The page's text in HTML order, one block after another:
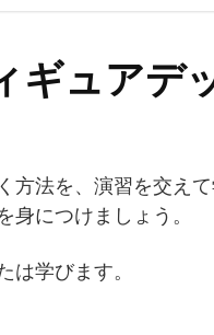
ギュアデ
方法を、演習を交え
につけましょう。
は学びます。